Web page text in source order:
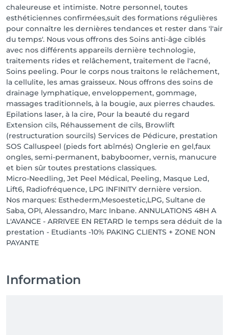
chaleureuse et intimiste. Notre personnel, toutes
esthéticiennes confirmées,suit des formations régulières
pour connaître les dernières tendances et rester dans 'l'air
du temps'. Nous vous offrons des Soins anti-âge ciblés
avec nos différents appareils dernière technologie,
traitements rides et relâchement, traitement de l'acné,
Soins peeling. Pour le corps nous traitons le relâchement,
la cellulite, les amas graisseux. Nous offrons des soins de
drainage lymphatique, enveloppement, gommage,
massages traditionnels, à la bougie, aux pierres chaudes.
Epilations laser, à la cire, Pour la beauté du regard
Extension cils, Réhaussement de cils, Browlift
(restructuration sourcils) Services de Pédicure, prestation
SOS Calluspeel (pieds fort abîmés) Onglerie en gel,faux
ongles, semi-permanent, babyboomer, vernis, manucure
et bien sûr toutes prestations classiques.
Micro-Needling, Jet Peel Médical, Peeling, Masque Led,
Lift6, Radiofréquence, LPG INFINITY dernière version.
Nos marques: Esthederm,Mesoestetic,LPG, Sultane de
Saba, OPI, Alessandro, Marc Inbane. ANNULATIONS 48H A
L'AVANCE - ARRIVEE EN RETARD le temps sera déduit de la
prestation - Etudiants -10% PAKING CLIENTS + ZONE NON
PAYANTE
Information